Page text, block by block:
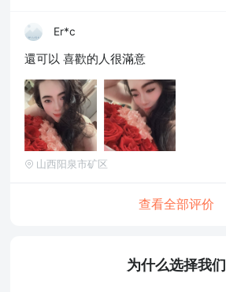
Er*c
還可以 喜歡的人很滿意
山西阳泉市矿区
查看全部评价
为什么选择我们